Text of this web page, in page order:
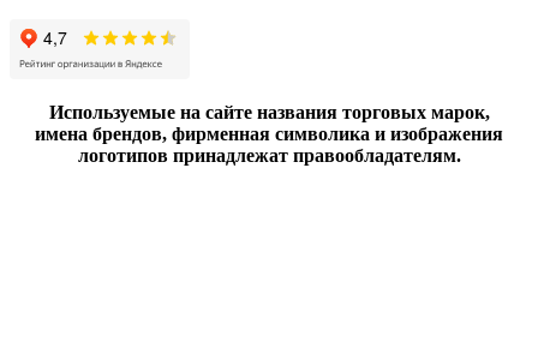
Используемые на сайте названия торговых марок,
имена брендов, фирменная символика и изображения
логотипов принадлежат правообладателям.